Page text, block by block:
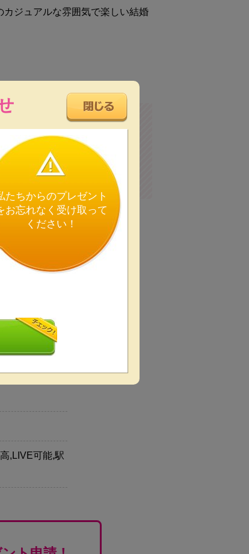
ジュアルな雰囲気で楽しい結婚
Live可能
,LIVE可能,駅
たちからのプレゼント
お忘れなく受け取って
ください！